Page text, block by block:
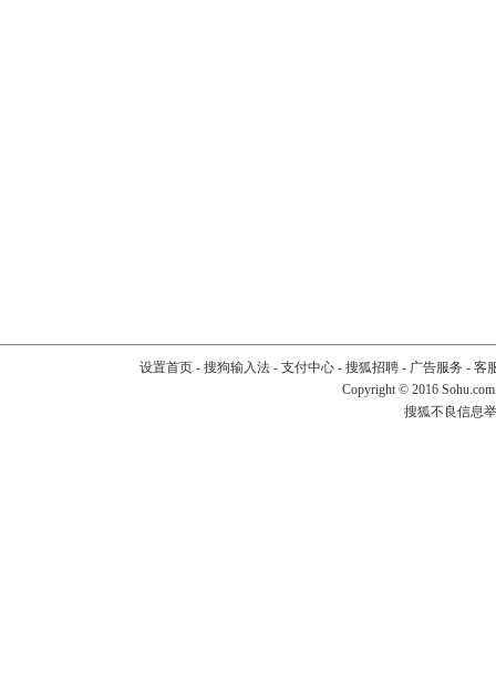
设置首页- 搜狗输入法- 支付中心- 搜狐招聘- 广告服务 - 客
Copyright © 2016
搜狐不良信息